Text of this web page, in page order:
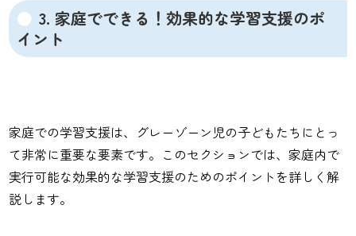
3. 家庭でできる！効果的な学習支援のポ
イント
家庭での学習支援は、グレーゾーン児の子どもたちにとっ
て非常に重要な要素です。このセクションでは、家庭内で
実行可能な効果的な学習支援のためのポイントを詳しく解
説します。